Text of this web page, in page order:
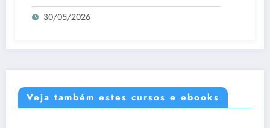
30/05/2026
Veja também estes cursos e ebooks